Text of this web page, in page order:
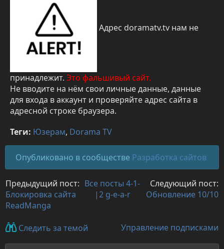
Адрес doramatv.tv нам не
принадлежит. Это фальшивый сайт.
Не вводите на нём свои личные данные, данные
для входа в аккаунт и проверяйте адрес сайта в
адресной строке браузера.
Теги: Юзерам, Dorama TV
Опубликовано в сообществе Разработка сайтов
Предыдущий пост:
Блокировка сайта
ReadManga
Все посты 4-1-
|2 g-e-a-r
Следующий пост:
Обновление 10/10
Следить за темой Управление подписками